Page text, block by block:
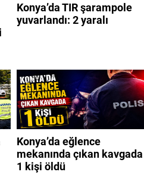
Konya’da TIR şarampole
yuvarlandı: 2 yaralı
Konya’da eğlence
mekanında çıkan kavgada
1 kişi öldü